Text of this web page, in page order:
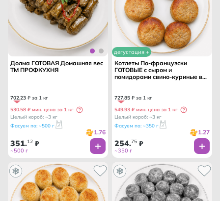
Долма ГОТОВАЯ Домашняя вес
ТМ ПРОФКУХНЯ
702.23 ₽ за 1 кг
530.58 ₽ мин. цена за 1 кг
Целый короб: ~3 кг
Фасуем по: ~500 г
1.76
351.12 ₽
~500 г
дегустация +
Котлеты По-французски
ГОТОВЫЕ с сыром и
помидорами свино-куриные вес
727.85 ₽ за 1 кг
549.93 ₽ мин. цена за 1 кг
Целый короб: ~3 кг
Фасуем по: ~350 г
1.27
254.75 ₽
~350 г